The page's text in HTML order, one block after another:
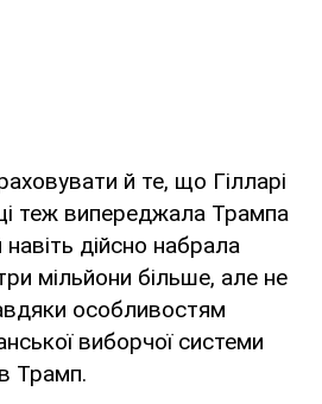
й те, що Гілларі
теж випереджала Трампа
дійсно набрала
мільйони більше, але не
особливостям
виборчої системи
Трамп.